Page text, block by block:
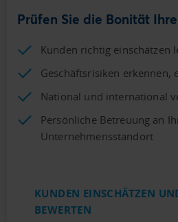
Prüfen Sie die Bonität
Kunden richtig einschätzen
Geschäftsrisiken erkennen,
National und international
Persönliche Betreuung an
Unternehmensstandort
KUNDEN EINSCHÄTZEN
BEWERTEN